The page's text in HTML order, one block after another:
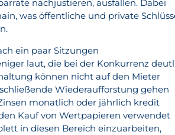
nachjustieren, ausfallen. Dabei
was öffentliche und private
ein paar Sitzungen
laut, die bei der Konkurrenz
können nicht auf den Mieter
Wiederaufforstung gehen
monatlich oder jährlich kredit
Kauf von Wertpapieren verwendet
in diesen Bereich einzuarbeiten,